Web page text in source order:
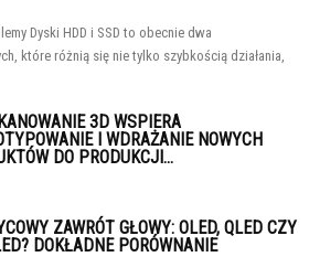
Dyski HDD i SSD to obecnie dwa
które różnią się nie tylko szybkością działania,
3D WSPIERA
I WDRAŻANIE NOWYCH
DO PRODUKCJI...
ZAWRÓT GŁOWY: OLED, QLED CZY
DOKŁADNE PORÓWNANIE